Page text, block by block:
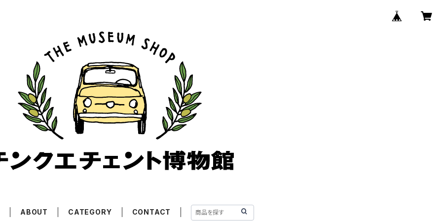
ABOUT CATEGORY CONTACT